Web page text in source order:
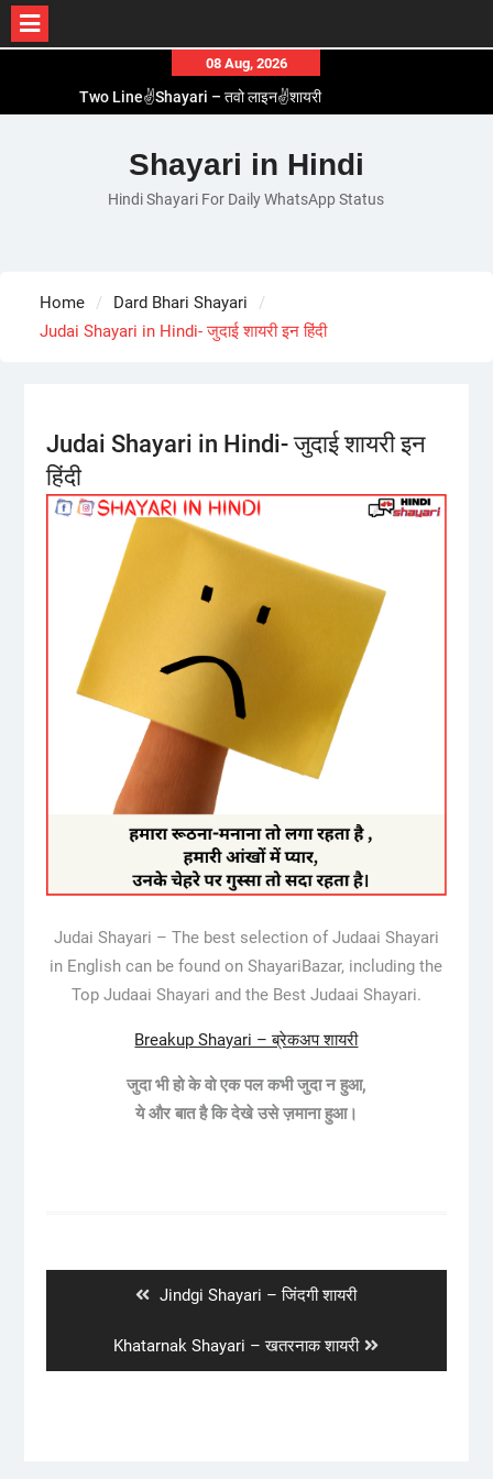
content
08 Aug, 2026
Two Line✌️Shayari – तवो लाइन✌️शायरी
Romantic Love😽Status – रोमांटिक लव😽स्टेटस
Love🥳Poetry In Hindi – लव🥳पोएट्री इन हिंदी
1 Line☝️Shayari In Hindi – १ लाइन☝️शायरी इन हिंदी
Shayari in Hindi
Hindi Shayari For Daily WhatsApp Status
Home
Dard Bhari Shayari
Judai Shayari in Hindi- जुदाई शायरी इन हिंदी
Judai Shayari in Hindi- जुदाई शायरी इन
हिंदी
Judai Shayari – The best selection of Judaai Shayari
in English can be found on ShayariBazar, including the
Top Judaai Shayari and the Best Judaai Shayari.
Breakup Shayari – ब्रेकअप शायरी
जुदा भी हो के वो एक पल कभी जुदा न हुआ,
ये और बात है कि देखे उसे ज़माना हुआ।
Previous
Jindgi Shayari – जिंदगी शायरी
Next
post:
Khatarnak Shayari – खतरनाक शायरी